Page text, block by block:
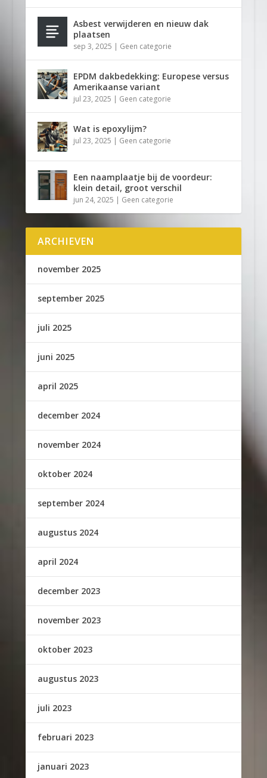
Asbest verwijderen en nieuw dak
plaatsen
sep 3, 2025 | Geen categorie
EPDM dakbedekking: Europese versus
Amerikaanse variant
jul 23, 2025 | Geen categorie
Wat is epoxylijm?
jul 23, 2025 | Geen categorie
Een naamplaatje bij de voordeur:
klein detail, groot verschil
jun 24, 2025 | Geen categorie
ARCHIEVEN
november 2025
september 2025
juli 2025
juni 2025
april 2025
december 2024
november 2024
oktober 2024
september 2024
augustus 2024
april 2024
december 2023
november 2023
oktober 2023
augustus 2023
juli 2023
februari 2023
januari 2023